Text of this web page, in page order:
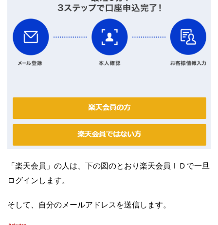
「楽天会員」の人は、下の図のとおり楽天会員ＩＤで一旦
ログインします。
そして、自分のメールアドレスを送信します。